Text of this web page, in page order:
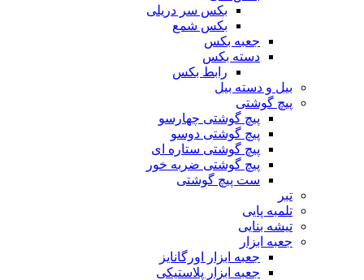
بکس سر دریلی
بکس شمع
جعبه بکس
دسته بکس
رابط بکس
بیل و دسته بیل
پیچ گوشتی
پیچ گوشتی چهارسو
پیچ گوشتی دوسو
پیچ گوشتی ستاره‌ ای
پیچ گوشتی ضربه خور
ست پیچ گوشتی
تبر
تلمبه پایی
تیشه بنایی
جعبه ابزار
جعبه ابزار اورگانایز
جعبه ابزار پلاستیکی